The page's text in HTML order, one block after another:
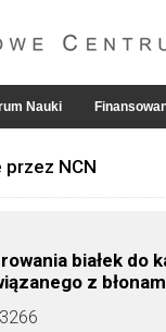
Nauki
NCN
białek do
z